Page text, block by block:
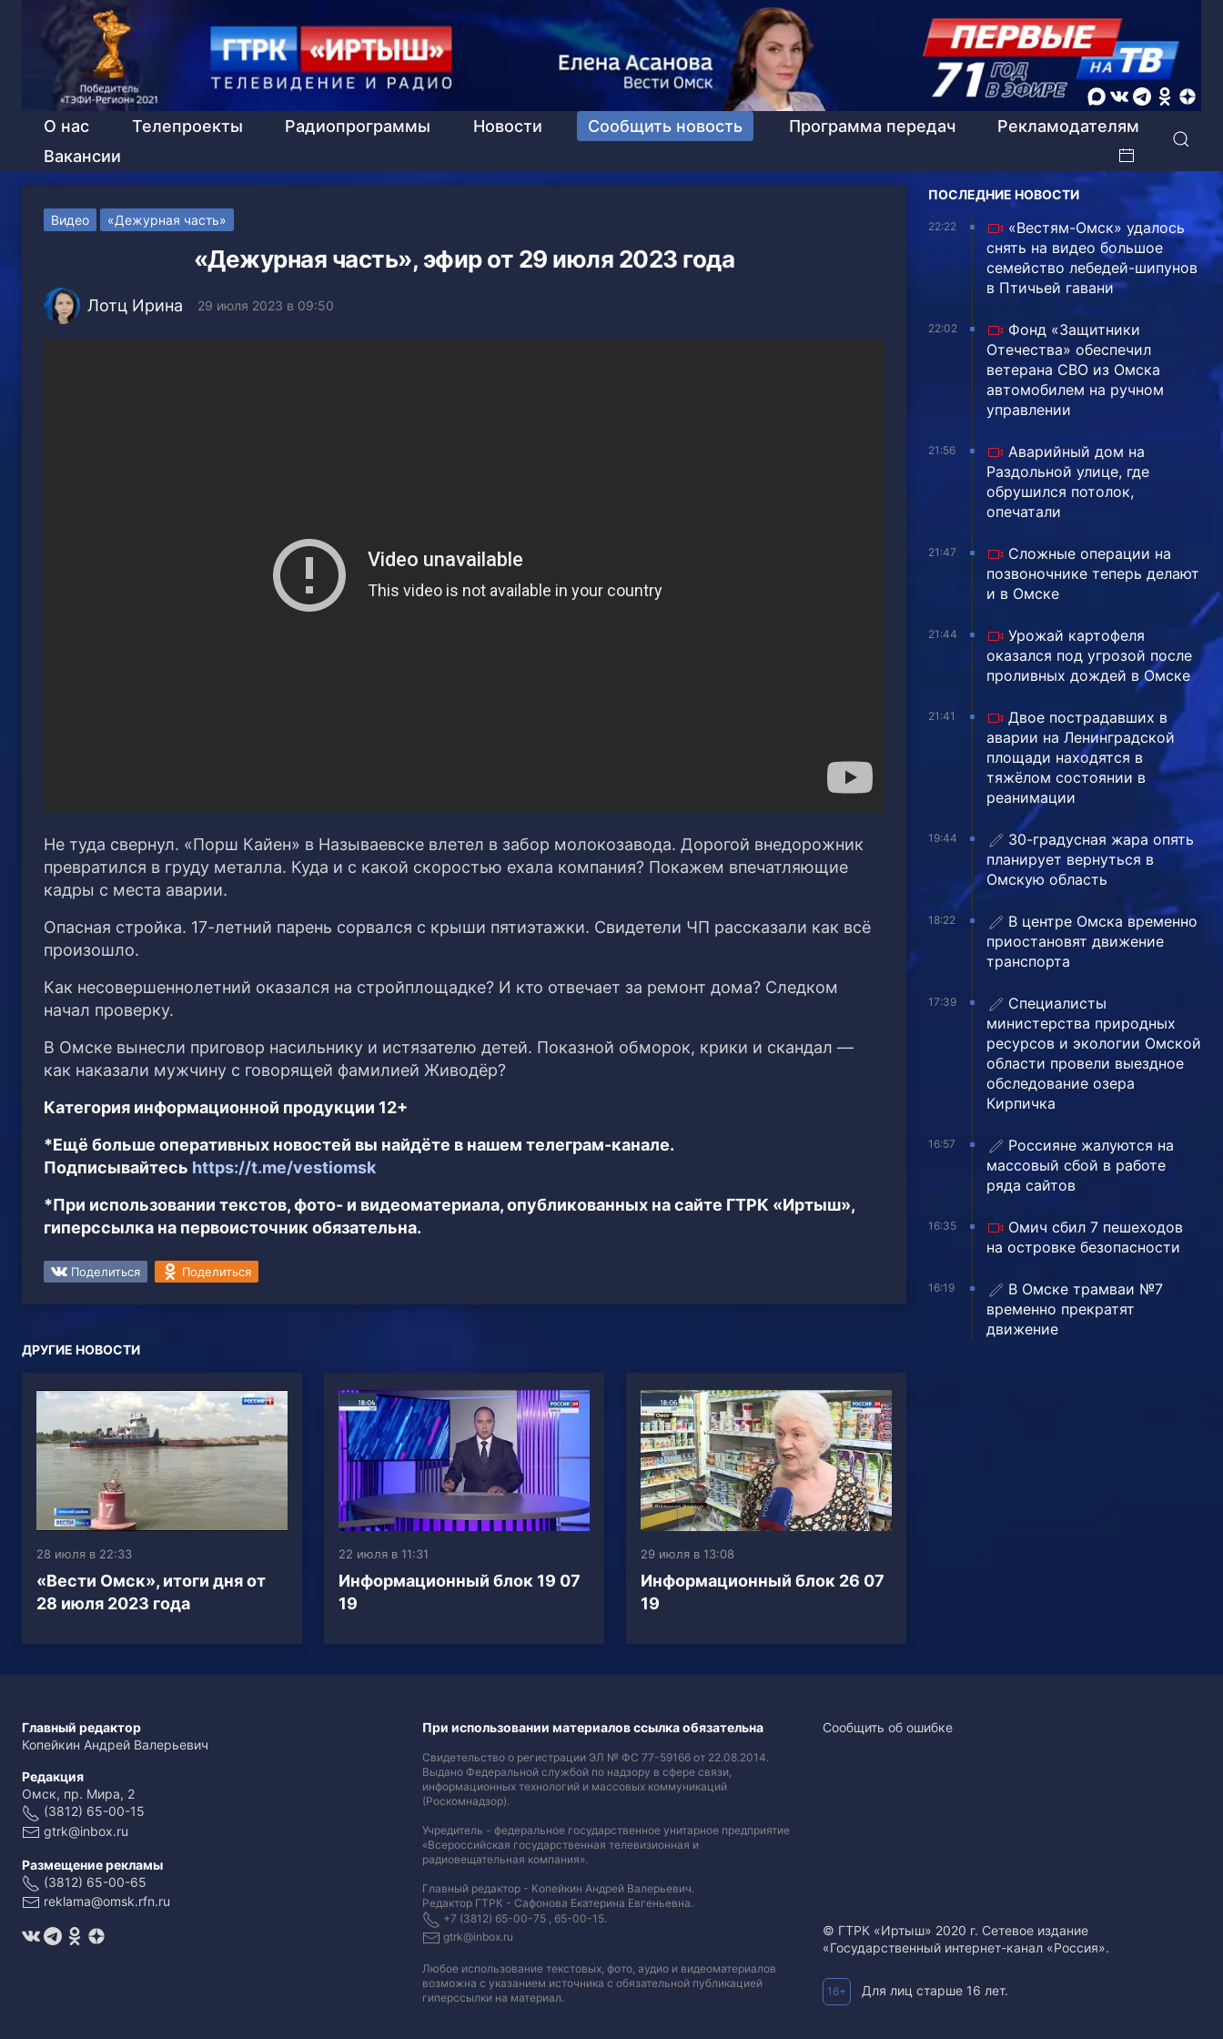
О нас Телепроекты Радиопрограммы Новости Сообщить новость Программа передач
Рекламодателям
Вакансии
Видео «Дежурная часть»
«Дежурная часть», эфир от 29 июля 2023 года
Лотц Ирина 29 июля 2023 в 09:50
Не туда свернул. «Порш Кайен» в Называевске влетел в забор молокозавода. Дорогой внедорожник
превратился в груду металла. Куда и с какой скоростью ехала компания? Покажем впечатляющие
кадры с места аварии.
Опасная стройка. 17-летний парень сорвался с крыши пятиэтажки. Свидетели ЧП рассказали как всё
произошло.
Как несовершеннолетний оказался на стройплощадке? И кто отвечает за ремонт дома? Следком
начал проверку.
В Омске вынесли приговор насильнику и истязателю детей. Показной обморок, крики и скандал —
как наказали мужчину с говорящей фамилией Живодёр?
Категория информационной продукции 12+
*Ещё больше оперативных новостей вы найдёте в нашем телеграм-канале.
Подписывайтесь https://t.me/vestiomsk
*При использовании текстов, фото- и видеоматериала, опубликованных на сайте ГТРК «Иртыш»,
гиперссылка на первоисточник обязательна.
Поделиться Поделиться
ДРУГИЕ НОВОСТИ
28 июля в 22:33
«Вести Омск», итоги дня от
28 июля 2023 года
22 июля в 11:31
Информационный блок 19 07
19
29 июля в 13:08
Информационный блок 26 07
19
ПОСЛЕДНИЕ НОВОСТИ
22:22
«Вестям-Омск» удалось
снять на видео большое
семейство лебедей-шипунов
в Птичьей гавани
22:02
Фонд «Защитники
Отечества» обеспечил
ветерана СВО из Омска
автомобилем на ручном
управлении
21:56
Аварийный дом на
Раздольной улице, где
обрушился потолок,
опечатали
21:47
Сложные операции на
позвоночнике теперь делают
и в Омске
21:44
Урожай картофеля
оказался под угрозой после
проливных дождей в Омске
21:41
Двое пострадавших в
аварии на Ленинградской
площади находятся в
тяжёлом состоянии в
реанимации
19:44
30-градусная жара опять
планирует вернуться в
Омскую область
18:22
В центре Омска временно
приостановят движение
транспорта
17:39
Специалисты
министерства природных
ресурсов и экологии Омской
области провели выездное
обследование озера
Кирпичка
16:57
Россияне жалуются на
массовый сбой в работе
ряда сайтов
16:35
Омич сбил 7 пешеходов
на островке безопасности
16:19
В Омске трамваи №7
временно прекратят
движение
Главный редактор
Копейкин Андрей Валерьевич
Редакция
Омск, пр. Мира, 2
(3812) 65-00-15
gtrk@inbox.ru
Размещение рекламы
(3812) 65-00-65
reklama@omsk.rfn.ru
При использовании материалов ссылка обязательна
Свидетельство о регистрации ЭЛ № ФС 77-59166 от 22.08.2014.
Выдано Федеральной службой по надзору в сфере связи,
информационных технологий и массовых коммуникаций
(Роскомнадзор).
Учредитель - федеральное государственное унитарное предприятие
«Всероссийская государственная телевизионная и
радиовещательная компания».
Главный редактор - Копейкин Андрей Валерьевич.
Редактор ГТРК - Сафонова Екатерина Евгеньевна.
+7 (3812) 65-00-75 , 65-00-15.
gtrk@inbox.ru
Любое использование текстовых, фото, аудио и видеоматериалов
возможна с указанием источника с обязательной публикацией
гиперссылки на материал.
Сообщить об ошибке
© ГТРК «Иртыш» 2020 г. Сетевое издание
«Государственный интернет-канал «Россия».
16+ Для лиц старше 16 лет.